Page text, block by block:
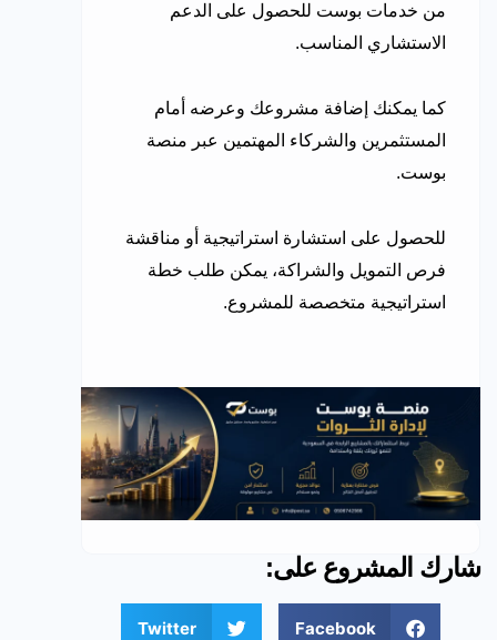
من خدمات بوست للحصول على الدعم
الاستشاري المناسب.
كما يمكنك إضافة مشروعك وعرضه أمام
المستثمرين والشركاء المهتمين عبر منصة
بوست.
للحصول على استشارة استراتيجية أو مناقشة
فرص التمويل والشراكة، يمكن طلب خطة
استراتيجية متخصصة للمشروع.
شارك المشروع على:
Facebook
Twitter